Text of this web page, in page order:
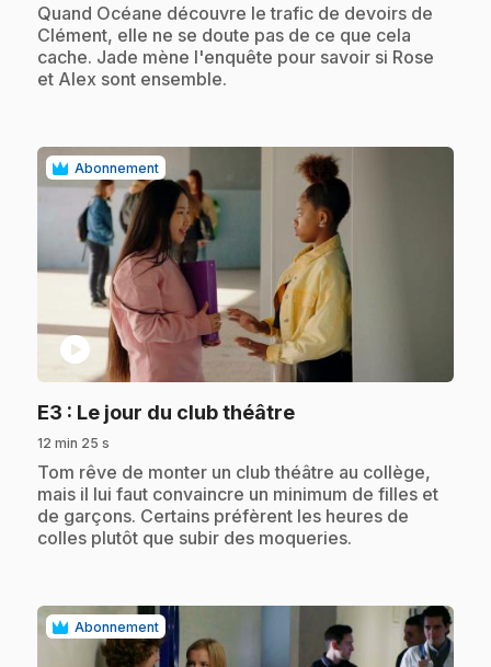
.Quand Océane découvre le trafic de devoirs de
Clément, elle ne se doute pas de ce que cela
cache. Jade mène l'enquête pour savoir si Rose
et Alex sont ensemble.
Abonnement
play_circle
E3 : Le jour du club théâtre.
12 min 25 s
.Tom rêve de monter un club théâtre au collège,
mais il lui faut convaincre un minimum de filles et
de garçons. Certains préfèrent les heures de
colles plutôt que subir des moqueries.
Abonnement